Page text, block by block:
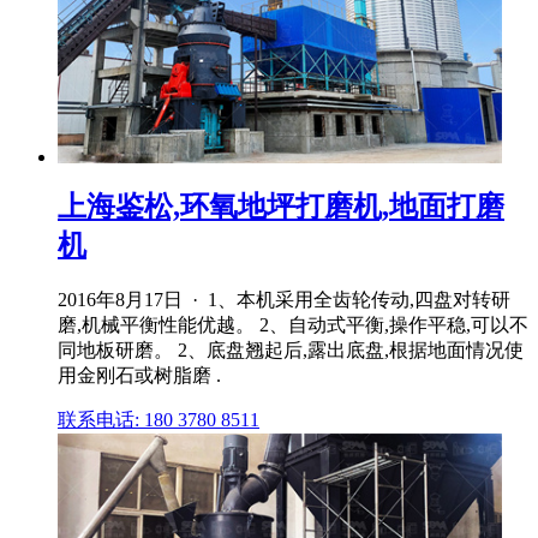
上海鉴松,环氧地坪打磨机,地面打磨
机
2016年8月17日 · 1、本机采用全齿轮传动,四盘对转研
磨,机械平衡性能优越。 2、自动式平衡,操作平稳,可以不
同地板研磨。 2、底盘翘起后,露出底盘,根据地面情况使
用金刚石或树脂磨 .
联系电话: 180 3780 8511